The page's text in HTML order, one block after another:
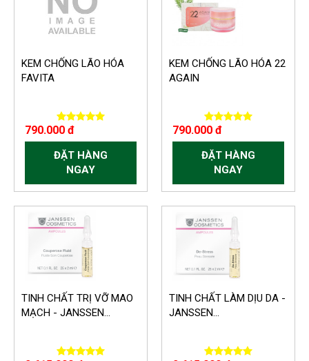
KEM CHỐNG LÃO HÓA
FAVITA
790.000 đ
ĐẶT HÀNG
NGAY
KEM CHỐNG LÃO HÓA 22
AGAIN
790.000 đ
ĐẶT HÀNG
NGAY
TINH CHẤT TRỊ VỠ MAO
MẠCH - JANSSEN...
TINH CHẤT LÀM DỊU DA -
JANSSEN...